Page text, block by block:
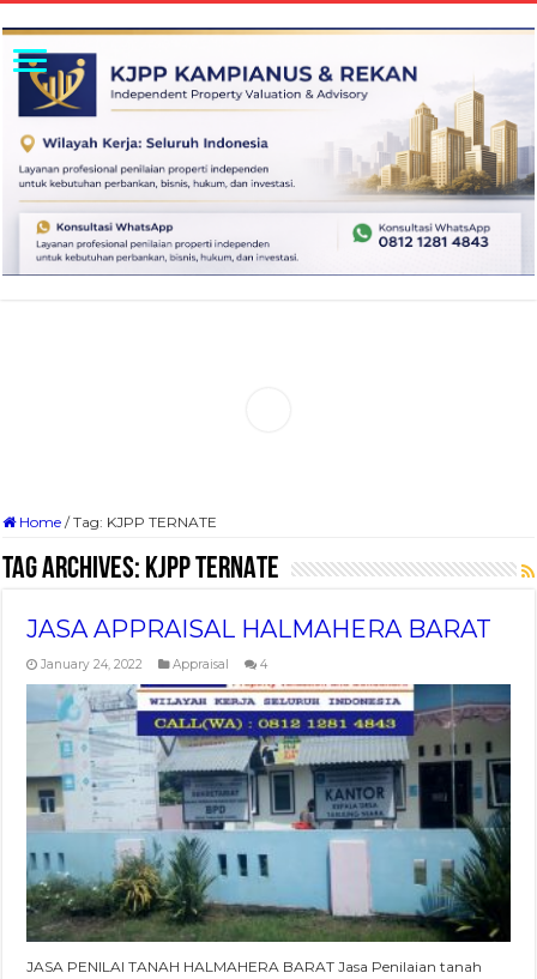
Home / Tag: KJPP TERNATE
Tag Archives: KJPP TERNATE
JASA APPRAISAL HALMAHERA BARAT
January 24, 2022 Appraisal 4
JASA PENILAI TANAH HALMAHERA BARAT Jasa Penilaian tanah